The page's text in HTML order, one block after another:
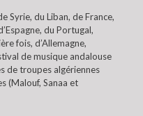
Syrie, du Liban, de France,
du Portugal,
fois, d’Allemagne,
de musique andalouse
de troupes algériennes
(Malouf, Sanaa et